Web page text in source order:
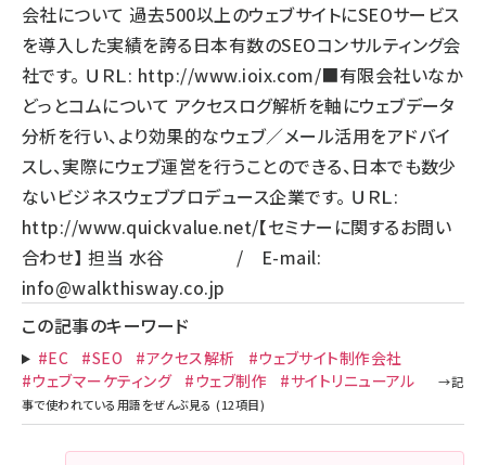
会社について 過去500以上のウェブサイトにSEOサービス
を導入した実績を誇る日本有数のSEOコンサルティング会
社です。 ＵＲＬ: http://www.ioix.com/■有限会社いなか
どっとコムについて アクセスログ解析を軸にウェブデータ
分析を行い、より効果的なウェブ／メール活用をアドバイ
スし、実際にウェブ運営を行うことのできる、日本でも数少
ないビジネスウェブプロデュース企業です。 ＵＲＬ:
http://www.quickvalue.net/【セミナーに関するお問い
合わせ】 担当 水谷 / E-mail:
info@walkthisway.co.jp
この記事のキーワード
#EC #SEO #アクセス解析
#ウェブサイト制作会社
#ウェブマーケティング
#ウェブ制作 #サイトリニューアル